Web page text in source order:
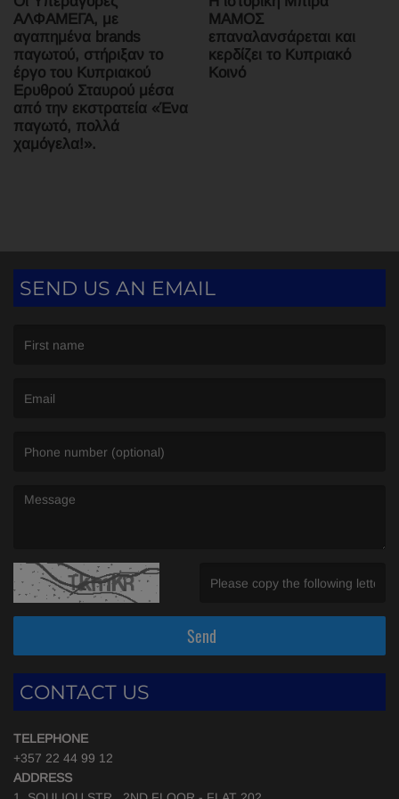
ΑΛΦΑΜΕΓΑ, με
αγαπημένα brands
παγωτού, στήριξαν το
έργο του Κυπριακού
Ερυθρού Σταυρού μέσα
από την εκστρατεία «Ένα
παγωτό, πολλά
χαμόγελα!».
ΜΑΜΟΣ
επαναλανσάρεται και
κερδίζει το Κυπριακό
Κοινό
SEND US AN EMAIL
Send
CONTACT US
TELEPHONE
+357 22 44 99 12
ADDRESS